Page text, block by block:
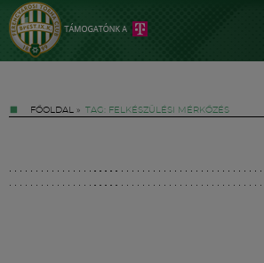
FŐOLDAL » TAG: FELKÉSZÜLÉSI MÉRKŐZÉS